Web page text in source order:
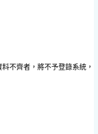
不齊者，將不予登錄系統，